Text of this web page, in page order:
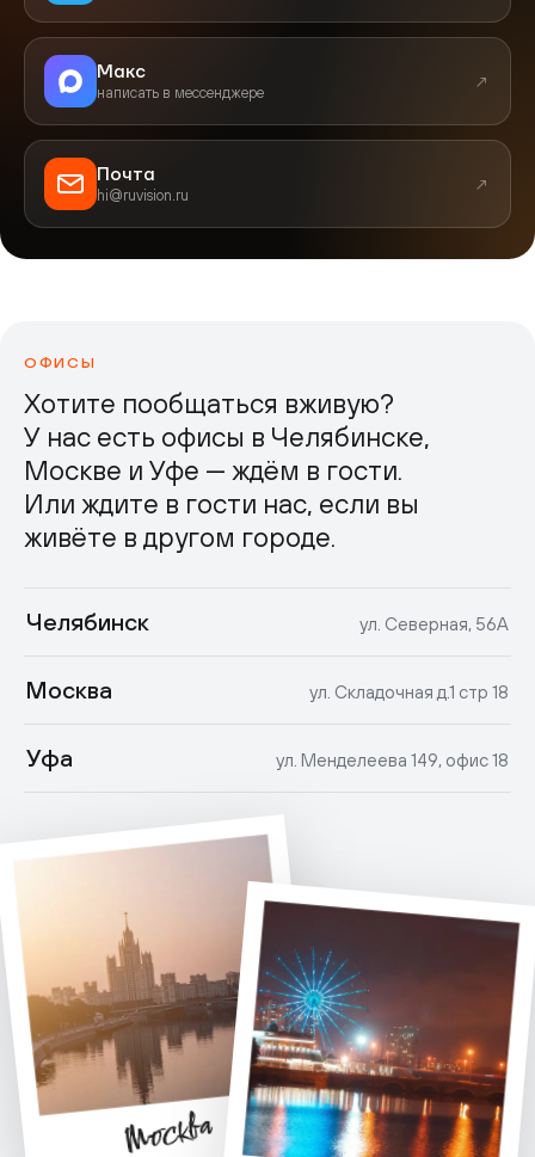
Макс
написать в мессенджере
↗
Почта
hi@ruvision.ru
↗
ОФИСЫ
Хотите пообщаться вживую?
У нас есть офисы в Челябинске,
Москве и Уфе — ждём в гости.
Или ждите в гости нас, если вы
живёте в другом городе.
Челябинск ул. Северная, 56А
Москва ул. Складочная д.1 стр 18
Уфа ул. Менделеева 149, офис 18